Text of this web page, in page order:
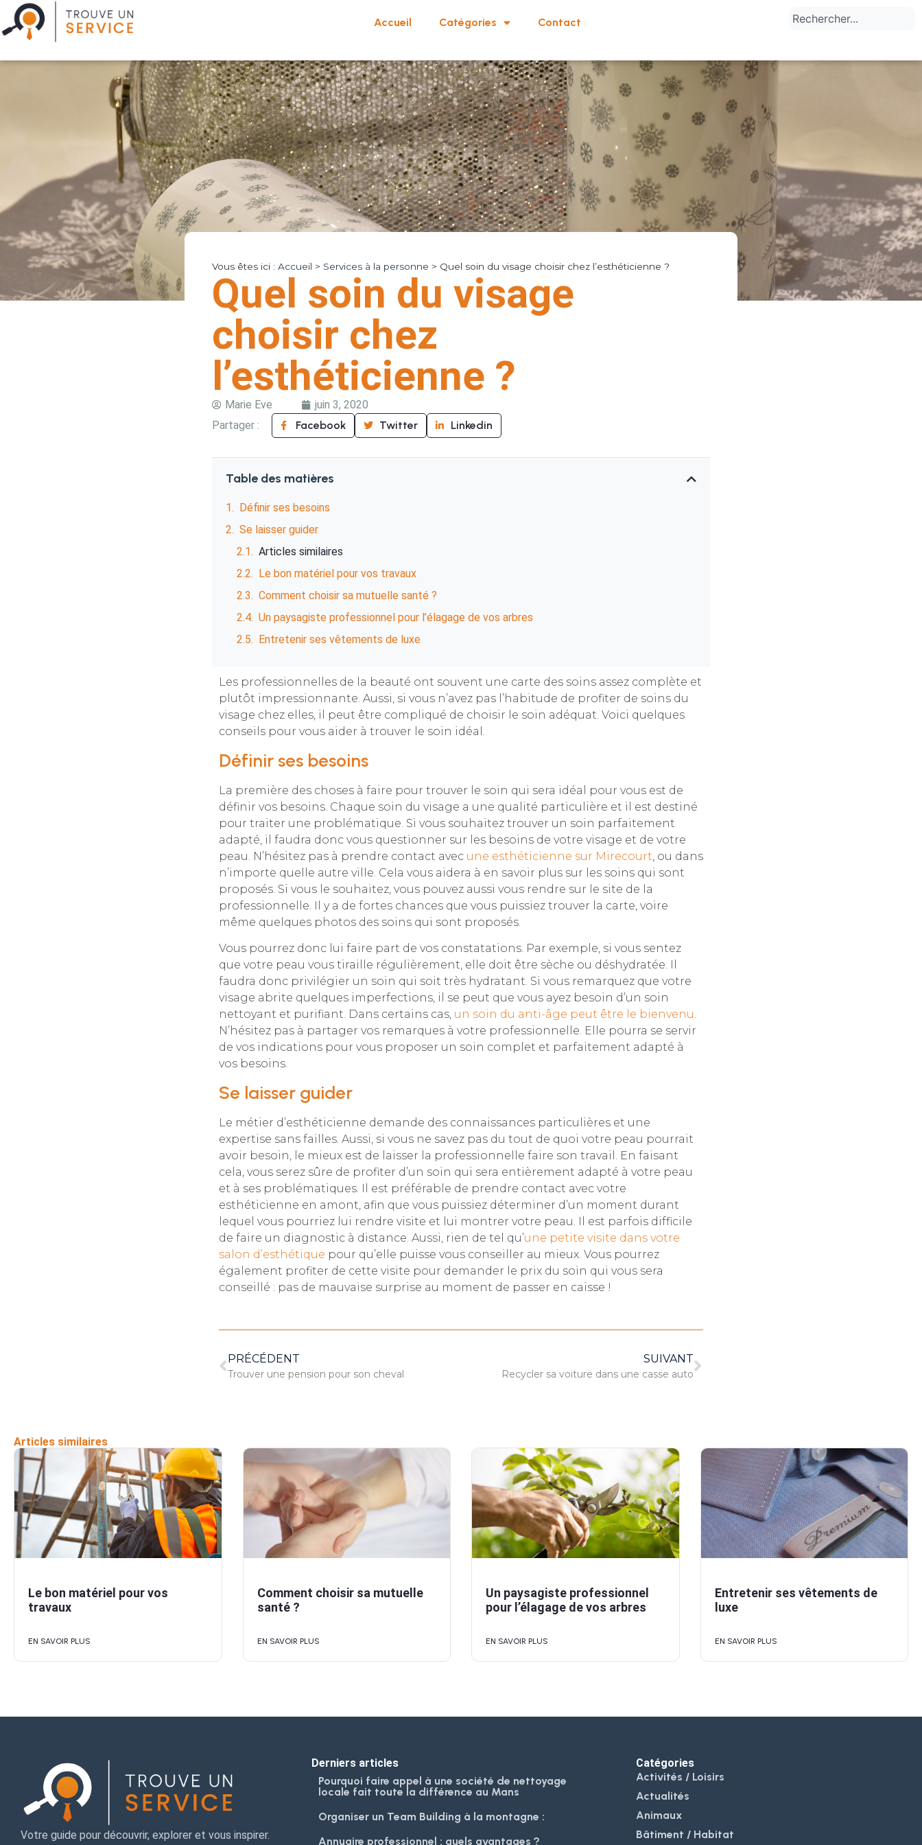
Accueil Catégories Contact
Vous êtes ici : Accueil > Services à la personne > Quel soin du visage choisir chez l’esthéticienne ?
Quel soin du visage
choisir chez
l’esthéticienne ?
Marie Eve
juin 3, 2020
Partager :
Facebook Twitter Linkedin
Table des matières
Définir ses besoins
Se laisser guider
Articles similaires
Le bon matériel pour vos travaux
Comment choisir sa mutuelle santé ?
Un paysagiste professionnel pour l’élagage de vos arbres
Entretenir ses vêtements de luxe
Les professionnelles de la beauté ont souvent une carte des soins assez complète et
plutôt impressionnante. Aussi, si vous n’avez pas l’habitude de profiter de soins du
visage chez elles, il peut être compliqué de choisir le soin adéquat. Voici quelques
conseils pour vous aider à trouver le soin idéal.
Définir ses besoins
La première des choses à faire pour trouver le soin qui sera idéal pour vous est de
définir vos besoins. Chaque soin du visage a une qualité particulière et il est destiné
pour traiter une problématique. Si vous souhaitez trouver un soin parfaitement
adapté, il faudra donc vous questionner sur les besoins de votre visage et de votre
peau. N’hésitez pas à prendre contact avec une esthéticienne sur Mirecourt , ou dans
n’importe quelle autre ville. Cela vous aidera à en savoir plus sur les soins qui sont
proposés. Si vous le souhaitez, vous pouvez aussi vous rendre sur le site de la
professionnelle. Il y a de fortes chances que vous puissiez trouver la carte, voire
même quelques photos des soins qui sont proposés.
Vous pourrez donc lui faire part de vos constatations. Par exemple, si vous sentez
que votre peau vous tiraille régulièrement, elle doit être sèche ou déshydratée. Il
faudra donc privilégier un soin qui soit très hydratant. Si vous remarquez que votre
visage abrite quelques imperfections, il se peut que vous ayez besoin d’un soin
nettoyant et purifiant. Dans certains cas, un soin du anti-âge peut être le bienvenu.
N’hésitez pas à partager vos remarques à votre professionnelle. Elle pourra se servir
de vos indications pour vous proposer un soin complet et parfaitement adapté à
vos besoins.
Se laisser guider
Le métier d’esthéticienne demande des connaissances particulières et une
expertise sans failles. Aussi, si vous ne savez pas du tout de quoi votre peau pourrait
avoir besoin, le mieux est de laisser la professionnelle faire son travail. En faisant
cela, vous serez sûre de profiter d’un soin qui sera entièrement adapté à votre peau
et à ses problématiques. Il est préférable de prendre contact avec votre
esthéticienne en amont, afin que vous puissiez déterminer d’un moment durant
lequel vous pourriez lui rendre visite et lui montrer votre peau. Il est parfois difficile
de faire un diagnostic à distance. Aussi, rien de tel qu’une petite visite dans votre
salon d’esthétique pour qu’elle puisse vous conseiller au mieux. Vous pourrez
également profiter de cette visite pour demander le prix du soin qui vous sera
conseillé : pas de mauvaise surprise au moment de passer en caisse !
PRÉCÉDENT
Trouver une pension pour son cheval
SUIVANT
Recycler sa voiture dans une casse auto
Articles similaires
Le bon matériel pour vos
travaux
EN SAVOIR PLUS
Comment choisir sa mutuelle
santé ?
EN SAVOIR PLUS
Un paysagiste professionnel
pour l’élagage de vos arbres
EN SAVOIR PLUS
Entretenir ses vêtements de
luxe
EN SAVOIR PLUS
Votre guide pour découvrir, explorer et vous inspirer.
Derniers articles
Pourquoi faire appel à une société de nettoyage
locale fait toute la différence au Mans
Organiser un Team Building à la montagne :
Annuaire professionnel : quels avantages ?
Catégories
Activités / Loisirs
Actualités
Animaux
Bâtiment / Habitat